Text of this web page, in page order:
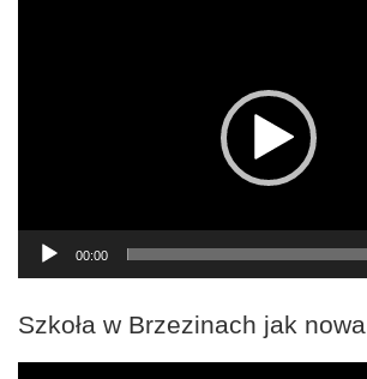
00:00
Szkoła w Brzezinach jak nowa